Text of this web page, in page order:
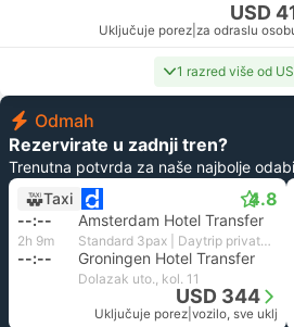
USD
Uključuje porez za odraslu
1 razred više od
Odmah
Rezervirate u zadnji tren?
Trenutna potvrda za naše najbolje
Taxi
4.8
--:-- Amsterdam Hotel Transfer
2h 9m Standard 3pax | Daytrip private transfer with English speaking driver
--:-- Groningen Hotel Transfer
Dolazak uto., kol. 11
USD 344
Uključuje porez vozilo, sve uklj